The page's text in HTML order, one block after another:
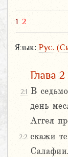
1 2
Язык: Рус.
Глава 2
2:1 В
день
Аггея
2:2 скажи